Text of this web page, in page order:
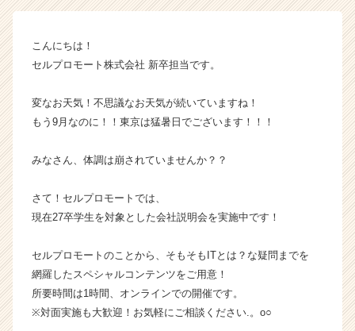
プ
モ
ー
式
社
の
イ
ラ
イ
ン】
こんにちは！
セルプロモート株式会社 新卒担当です。
変なお天気！不思議なお天気が続いていますね！
もう9月なのに！！東京は猛暑日でございます！！！
みなさん、体調は崩されていませんか？？
さて！セルプロモートでは、
現在27卒学生を対象とした会社説明会を実施中です！
セルプロモートのことから、そもそもITとは？な疑問までを
網羅したスペシャルコンテンツをご用意！
所要時間は1時間、オンラインでの開催です。
※対面実施も大歓迎！お気軽にご相談ください.。o○